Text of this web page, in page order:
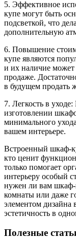
5. Эффективное
купе могут быть
подсветкой, что
дополнительную
6. Повышение
купе являются
и их наличие может
продаже.
в будущем продать
7. Легкость в
изготовлении
минимального
вашем интерьере.
Встроенный шкаф-
кто ценит
только помогает
интерьеру особый
нужен ли вам шкаф-
комнаты или даже
элементом дизайна
эстетичность в
Полезные